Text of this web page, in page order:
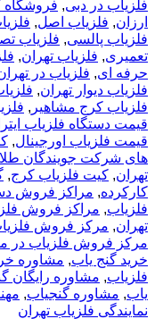
فلزیاب در دبی, فروشگاه
ارزان, فلزیاب اصل,
فلزیاب پالسی, فلزیاب
تعمیری, فلزیاب تهران,
حرفه ای, فلزیاب در
فلزیاب دیوار تهران,
فلزیاب کرج مشاهیر ,
قیمت دستگاه فلزیاب
قیمت فلزیاب اورجینال,
های شرکت جویندگان طلا
تهران, کیت فلزیاب کرج,
کارکرده, مراکز فروش
فلزیاب, مراکز فروش
تهران, مرکز فروش
مرکز فروش فلزیاب در
خرید گنج یاب, مشاوره
فلزیاب, مشاوره رایگان
یاب, مشاوره گنجیاب,
نمایندگی فلزیاب تهران